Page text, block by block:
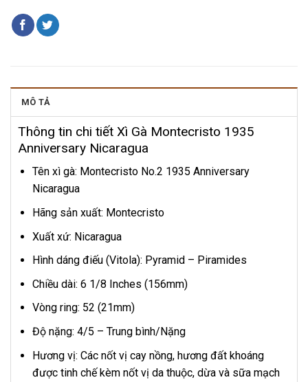
MÔ TẢ
Thông tin chi tiết Xì Gà Montecristo 1935
Anniversary Nicaragua
Tên xì gà: Montecristo No.2 1935 Anniversary
Nicaragua
Hãng sản xuất: Montecristo
Xuất xứ: Nicaragua
Hình dáng điếu (Vitola): Pyramid – Piramides
Chiều dài: 6 1/8 Inches (156mm)
Vòng ring: 52 (21mm)
Độ nặng: 4/5 – Trung bình/Nặng
Hương vị: Các nốt vị cay nồng, hương đất khoáng
được tinh chế kèm nốt vị da thuộc, dừa và sữa mạch